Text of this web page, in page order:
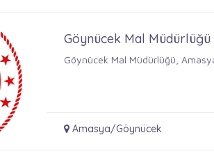
Göynücek Mal Müdürlüğü
Göynücek Mal Müdürlüğü,
Amasya/Göynücek